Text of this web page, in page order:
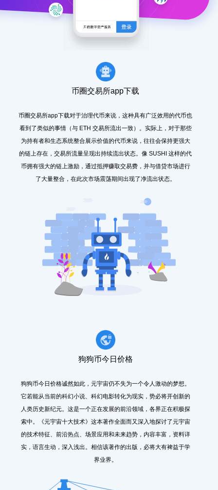
币圈交易所app下载
币圈交易所app下载对于治理代币来说，这种具有广泛效用的代币也
看到了类似的事情（与 ETH 交易所流出一致）。实际上，对于那些
为持有者和生态系统整合展示价值的代币来说，往往会保持更强大
的链上存在，交易所流量呈现出持续流出状态。像 SUSHI 这样的代
币拥有强大的链上激励，通过抵押赚取交易费，并与借贷市场进行
了大量整合，在此次市场震荡期间出现了净流出状态。
狗狗币今日价格
狗狗币今日价格诚然如此，元宇宙仍不失为一个令人激动的梦想。
它若能从当前的科幻小说、科幻电影转化为现实，势必将开创新的
人类历史新纪元。这是一个正在发展的前沿领域，各界正在积极探
索中。《元宇宙十大技术》这本著作全面而又深入地探讨了元宇宙
的技术特征、前沿热点、场景应用和未来趋势，内容丰富，资料详
实，语言生动，深入浅出。相信该著作的出版，必将大有裨益于学
界业界。